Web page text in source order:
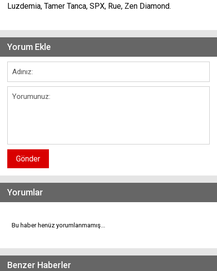
Luzdemia, Tamer Tanca, SPX, Rue, Zen Diamond.
Yorum Ekle
Gönder
Yorumlar
Bu haber henüz yorumlanmamış...
Benzer Haberler